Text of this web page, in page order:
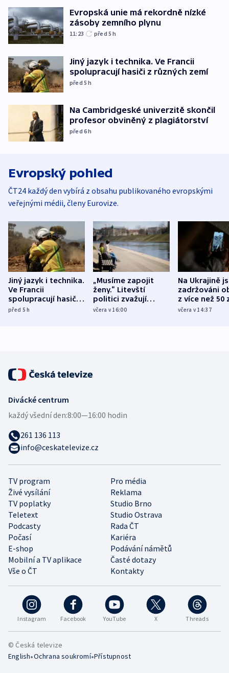
Evropská unie má rekordně nízké
zásoby zemního plynu
11:23 před 5h
Jiný jazyk i technika. Ve Francii
spolupracují hasiči z různých zemí
před 5h
Na Cambridgeské univerzitě skončil
profesor obviněný z plagiátorství
před 6h
Evropský pohled
ČT24 každý den vybírá z obsahu publikovaného evropskými
veřejnými médii, členy Eurovize.
Jiný jazyk i technika.
Ve Francii
spolupracují hasiči z
různých zemí
před 5h
„Musíme zapojit
ženy.“ Litevští
politici zvažují
dohodu o
včera v 16:00
Na Ukrajině
zadržováni
z více než 50
Bojovali na
včera v 14:37
Instagram Facebook YouTube X Threads
TV program
Pro média
Živé vysílání
Reklama
TV poplatky
Studio Brno
Teletext
Studio Ostrava
Podcasty
Rada ČT
Počasí
Kariéra
E-shop
Podávání námětů
Mobilní a TV aplikace
Časté dotazy
Vše o ČT
Kontakty
Divácké centrum
každý všední den:8:00—16:00 hodin
261 136 113
info@ceskatelevize.cz
© Česká televize
English•Ochrana soukromí•Přístupnost